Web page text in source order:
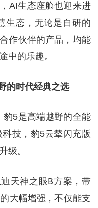
AI生态座舱也迎来进
生态，无论是自研的
作伙伴的产品，均能
中的乐趣。
的时代经典之选
豹5是高端越野的全能
技，豹5云辇闪充版
级。
天神之眼B方案，带
大幅增强，不仅能支